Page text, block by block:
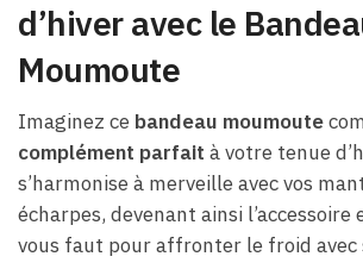
d’hiver avec le
Moumoute
Imaginez ce bandeau moumoute
complément parfait à votre tenue
s’harmonise à merveille avec vos
écharpes, devenant ainsi l’accessoire
vous faut pour affronter le froid avec